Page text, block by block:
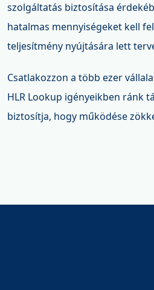
szolgáltatás biztosítása
hatalmas mennyiségeket kell
teljesítmény nyújtására lett
Csatlakozzon a több ezer
HLR Lookup igényeikben ránk
biztosítja, hogy működése